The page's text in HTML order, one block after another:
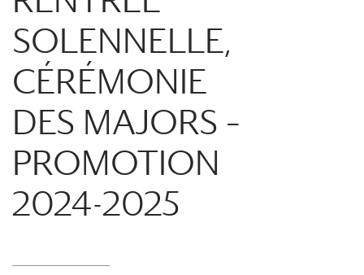
SOLENNELLE,
CÉRÉMONIE
DES MAJORS –
PROMOTION
2024-2025